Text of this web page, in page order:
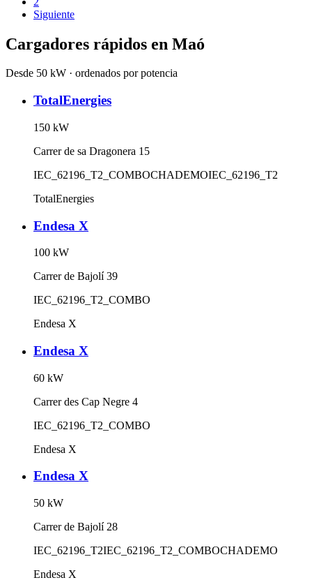
Siguiente
Cargadores rápidos en Maó
Desde 50 kW · ordenados por potencia
TotalEnergies
150 kW
Carrer de sa Dragonera 15
IEC_62196_T2_COMBOCHADEMOIEC_62196_T2
TotalEnergies
Endesa X
100 kW
Carrer de Bajolí 39
IEC_62196_T2_COMBO
Endesa X
Endesa X
60 kW
Carrer des Cap Negre 4
IEC_62196_T2_COMBO
Endesa X
Endesa X
50 kW
Carrer de Bajolí 28
IEC_62196_T2IEC_62196_T2_COMBOCHADEMO
Endesa X